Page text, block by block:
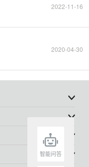
2022-11-16
2020-04-30
智能问答